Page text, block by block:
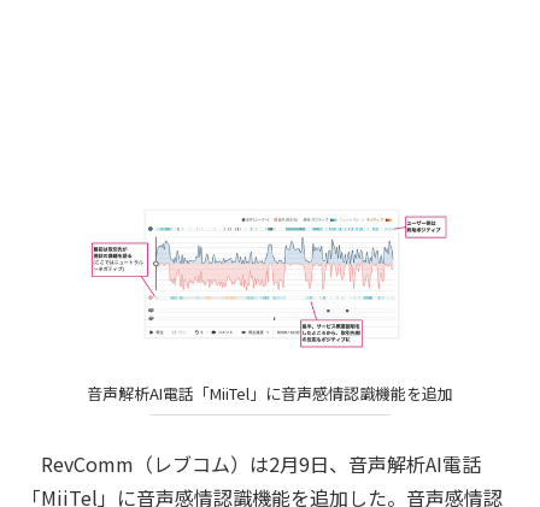
音声解析AI電話「MiiTel」に音声感情認識機能を追加
RevComm（レブコム）は2月9日、音声解析AI電話
「MiiTel」に音声感情認識機能を追加した。音声感情認